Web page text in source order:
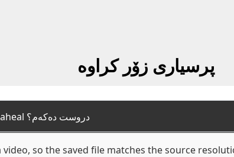
پرسیاری زۆر کراوە
چۆن save media from Paheal دروست دەکەم؟
so the saved file matches the source